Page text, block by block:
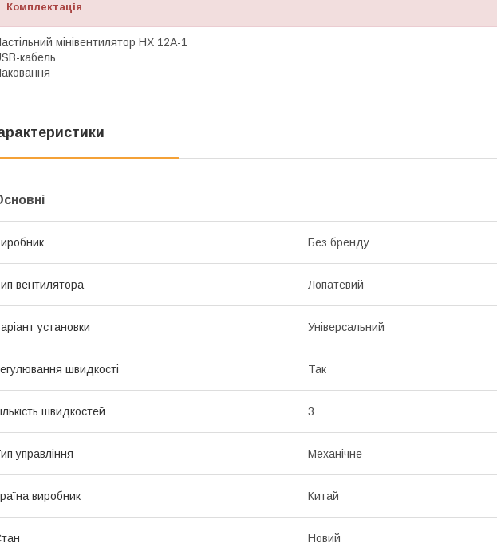
Комплектація
мінівентилятор HX 12A-1
кабель
Без бренду
вентилятора Лопатевий
установки Універсальний
швидкості Так
швидкостей 3
управління Механічне
виробник Китай
Новий